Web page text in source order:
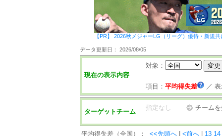
【PR】 2026秋メジャーLG（リーグ）優待・新規
データ更新日： 2026/08/05
現在の表示内容
対象：
項目： 平均得失差 ／
ターゲットチーム
指定なし チーム
平均得失差（全国）： <<先頭へ <前へ 13 14